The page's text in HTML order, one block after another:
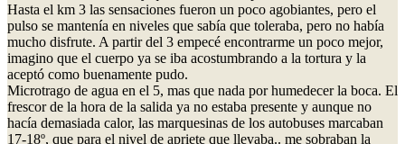
Hasta el km 3 las sensaciones fueron un poco agobiantes, pero el
pulso se mantenía en niveles que sabía que toleraba, pero no había
mucho disfrute. A partir del 3 empecé encontrarme un poco mejor,
imagino que el cuerpo ya se iba acostumbrando a la tortura y la
aceptó como buenamente pudo.
Microtrago de agua en el 5, mas que nada por humedecer la boca. El
frescor de la hora de la salida ya no estaba presente y aunque no
hacía demasiada calor, las marquesinas de los autobuses marcaban
17-18º, que para el nivel de apriete que llevaba.. me sobraban la